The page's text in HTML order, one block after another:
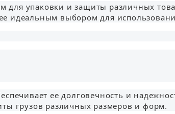
для упаковки и защиты различных
идеальным выбором для
ее долговечность и
грузов различных размеров и форм.